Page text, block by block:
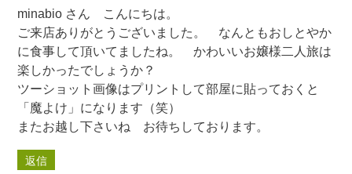
minabio さん こんにちは。
ご来店ありがとうございました。 なんともおしとやか
に食事して頂いてましたね。 かわいいお嬢様二人旅は
楽しかったでしょうか？
ツーショット画像はプリントして部屋に貼っておくと
「魔よけ」になります（笑）
またお越し下さいね お待ちしております。
返信